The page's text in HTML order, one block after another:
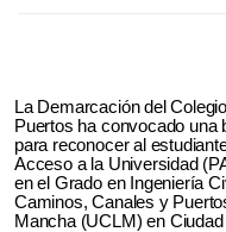
La Demarcación del
Puertos ha convocado una
para reconocer al
Acceso a la Universidad
en el Grado en Ingeniería
Caminos, Canales y
Mancha (UCLM) en